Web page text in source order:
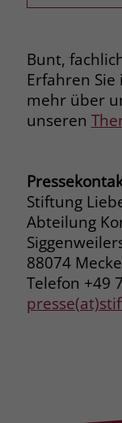
Bunt,
Erfahren
mehr über
unseren
Stiftung
Abteilung
88074
Telefon +49